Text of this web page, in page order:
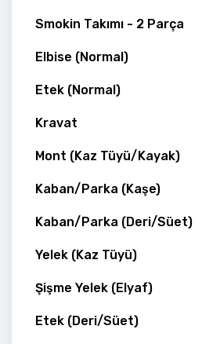
Smokin Takımı - 2 Parça
Elbise (Normal)
Etek (Normal)
Kravat
Mont (Kaz Tüyü/Kayak)
Kaban/Parka (Kaşe)
Kaban/Parka (Deri/Süet)
Yelek (Kaz Tüyü)
Şişme Yelek (Elyaf)
Etek (Deri/Süet)